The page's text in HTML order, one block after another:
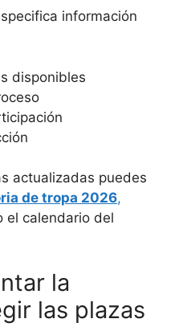
información
disponibles
actualizadas puedes
de tropa 2026,
el calendario del
la
las plazas